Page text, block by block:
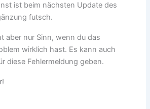
ist beim nächsten Update des
futsch.
aber nur Sinn, wenn du das
wirklich hast. Es kann auch
diese Fehlermeldung geben.